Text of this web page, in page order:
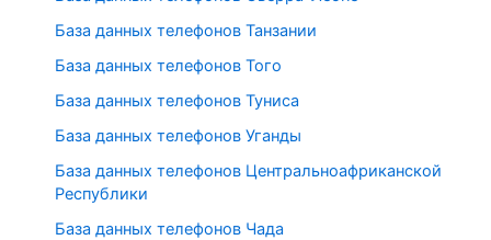
База данных телефонов Танзании
База данных телефонов Того
База данных телефонов Туниса
База данных телефонов Уганды
База данных телефонов Центральноафриканской
Республики
База данных телефонов Чада